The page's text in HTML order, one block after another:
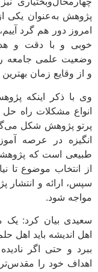
پژوهش به‌عنوان یکی
امروز دور هم گرد
خوبی و با دقت و
وضعیت علمی جامعه
و از وقایع زمان
وی با ذکر اینکه
انواع مشکلات راه حل
پرتو پژوهش شکل
انگیزه در عرصه
طبیعی است که
از انتخاب موضوع تا
سپس، ارائه و انتشار
مواجه شود.
سعیدی بیان کرد: یک
اهل اندیشه باید اهل
ببرد و حتی اگر
اهداف خود را مقدس‌تر